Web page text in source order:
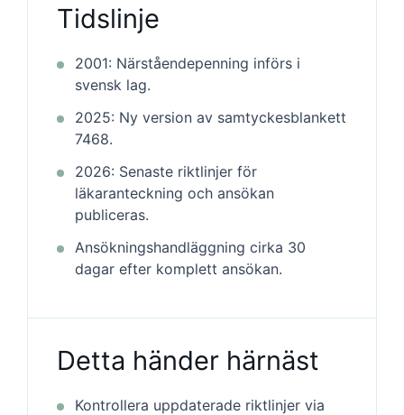
Tidslinje
2001: Närståendepenning införs i
svensk lag.
2025: Ny version av samtyckesblankett
7468.
2026: Senaste riktlinjer för
läkaranteckning och ansökan
publiceras.
Ansökningshandläggning cirka 30
dagar efter komplett ansökan.
Detta händer härnäst
Kontrollera uppdaterade riktlinjer via